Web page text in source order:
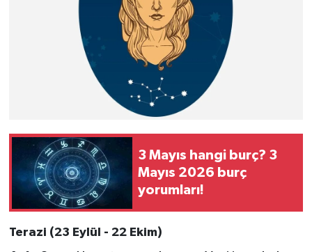
3 Mayıs hangi burç? 3
Mayıs 2026 burç
yorumları!
Terazi (23 Eylül - 22 Ekim)